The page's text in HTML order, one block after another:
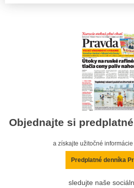
Objednajte si
a získajte užitočné
Predplatné denníka
sledujte naše